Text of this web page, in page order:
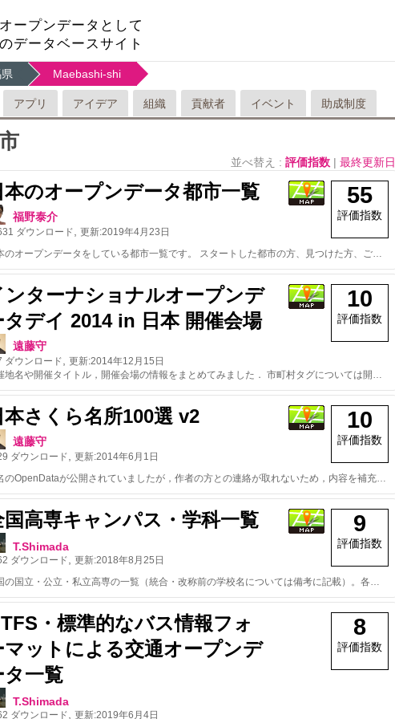
ープンデータとして
データベースサイト
Maebashi-shi
アプリ アイデア 組織 貢献者 イベント 助成制度
並べ替え : 評価指数 | 最終更新日
本のオープンデータ都市一覧
福野泰介
ダウンロード 更新:2019年4月23日
55
評価指数
日本のオープンデータをしている都市一覧です。 スタートした都市の方、見つけた方、ご一報いただけるとうれしいです。 データはCC-BY：オープンデータプラットフォーム（http://odp.jig.jp/）, LinkData.org です。 オープンデータを推進している旨を公式サイトに掲載していることが確認できた自治体のみリストアップしています。 更新情報：【現在317都市】 2019/4/23 以下の3自治体を追加 ・青森県十和田市 ・岐阜県関市 ・岐阜県可児市 （by 兼松） 2018/5/19 以下の9自治体を追加 ・東京都練馬区 ・熊本県 ・長野県岡谷市 ・山口県 ・長野県上田市 ・新潟県妙高市 ・長野県辰野町 ・山梨県 ・秋田県 （by 兼松） 2018/3/29 以下の4自治体を追加 ・大分県大分市 ・広島県 ・京都府亀岡市 ・愛知県設楽町 （by 兼松） 2017/12/24 以下の1自治体を追加 ・埼玉県鳩山町 （by 兼松） 2017/12/22 以下の5自治体を追加 ・埼玉県飯能市 ・埼玉県草加市 ・青森県青森市 ・富山県 ・大分県 （by 兼松） 2017/9/17 以下の10自治体を追加 ・愛知県一宮市 ・愛知県東郷町 ・愛知県みよし市 ・愛知県刈谷市 ・愛知県豊田市 ・愛知県瀬戸市 ・東京都多摩市 ・愛知県西尾市 ・奈良県 ・宮崎県日南市 （by 兼松） 2017/7/2 以下の2自治体を追加 ・福岡県 ・長崎県 （by 兼松） 2017/6/7 以下の23自治体を追加 ・埼玉県朝霞市 ・滋賀県甲賀市 ・新潟県長岡市 ・埼玉県ふじみ野市 ・兵庫県芦屋市 ・埼玉県三芳町 ・埼玉県新座市 ・愛知県半田市 ・岡山県笠岡市 ・埼玉県杉戸町 ・埼玉県東秩父村 ・岡山県里庄町 ・岡山県井原市 ・埼玉県毛呂山町 ・岡山県総社市 ・岡山県新見市 ・三重県四日市市 ・香川県東かがわ市 ・佐賀県武雄市 ・島根県 ・香川県丸亀市 ・兵庫県宝塚市 ・長野県長野市 （by 兼松） 2017/1/19 以下の1自治体を追加 ・岡山県 （by 兼松） 2017/1/18 以下の27自治体を追加 ・鹿児島県鹿児島市 ・岡山県倉敷市 ・富山県富山市 ・三重県志摩市 ・愛媛県松山市 ・沖縄県 ・岡山県津山市 ・愛知県東浦町 ・佐賀県伊万里市 ・栃木県那須塩原市 ・秋田県湯沢市 ・青森県八戸市 ・新潟県上越市 ・兵庫県三田市 ・山梨県甲斐市 ・東京都福生市 ・埼玉県久喜市 ・島根県安来市 ・栃木県高根沢町 ・岩手県 ・埼玉県越谷市 ・埼玉県三郷市 ・佐賀県 ・鹿児島県 ・滋賀県 ・千葉県木更津市 ・宮崎県串間市 （by 兼松） 2016/6/30 以下の22自治体を追加 ・東京都港区 ・愛知県知多市 ・愛知県知立市 ・愛媛県 ・茨城県東海村 ・沖縄県豊見城市 ・岐阜県羽島市 ・宮城県 ・香川県高松市 ・埼玉県鴻巣市 ・山形県山形市 ・神奈川県 ・青森県弘前市 ・静岡県川根本町 ・静岡県藤枝市 ・千葉県 ・千葉県印西市 ・千葉県野田市 ・大阪府泉大津市 ・淡路市 ・東京都武蔵村山市 ・北海道小樽市 （by 下山） 2016/6/29 以下の10自治体を追加 ・宮崎県 ・静岡県袋井市 ・東京都豊島区 ・東京都足立区 ・東京都江戸川区 ・東京都武蔵野市 ・東京都稲城市 ・東京都東村山市 ・群馬県 ・東京都港区 （by 下山）
ンターナショナルオープンデ
タデイ 2014 in 日本 開催会場
遠藤守
ダウンロード 更新:2014年12月15日
10
評価指数
開催地名や開催タイトル，開催会場の情報をまとめてみました． 市町村タグについては開催会場のある市町村を登録しました． 共同編集して下さる方を募集します．
本さくら名所100選 v2
遠藤守
ダウンロード 更新:2014年6月1日
10
評価指数
同名のOpenDataが公開されていましたが，作者の方との連絡が取れないため，内容を補充の上，改めてアップロードさせて頂きました．
国高専キャンパス・学科一覧
T.Shimada
ダウンロード 更新:2018年8月25日
9
評価指数
全国の国立・公立・私立高専の一覧（統合・改称前の学校名については備考に記載）。各学科・専攻の一覧はkosen_campus_departmentを参照してください。 ※ 画像はwikimedia, wikipediaのものを指定しています。著作権の関係もありますので、出典元ページへのリンクを併せてご利用ください。 ※ 英語名称にはカンマ（,）が入っています。csvで利用する際は注意してください。 ◎ 誤りや学科名称の変更などありましたらご連絡ください。 ◎ 学科一覧を2018年度版に変更しました。昨年度以前の分は別ファイルとして残してあります。
・標準的なバス情報フォ
マットによる交通オープンデ
タ一覧
T.Shimada
ダウンロード 更新:2019年6月4日
8
評価指数